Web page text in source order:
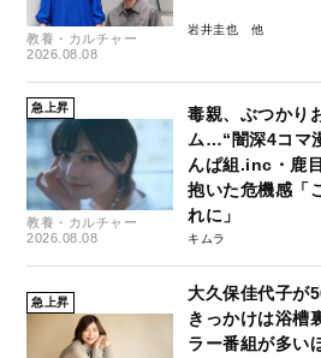
教養・カルチャー
2026.08.08
岩井圭也
急上昇
教養・カルチャー
2026.08.08
毒親、ぶつかり
ム…“闇深4コマ
んぱ組.inc・鹿
抱いた危機感「
れに」
キムラ
急上昇
大久保佳代子が
きっかけは浴槽
ラー番組が多い